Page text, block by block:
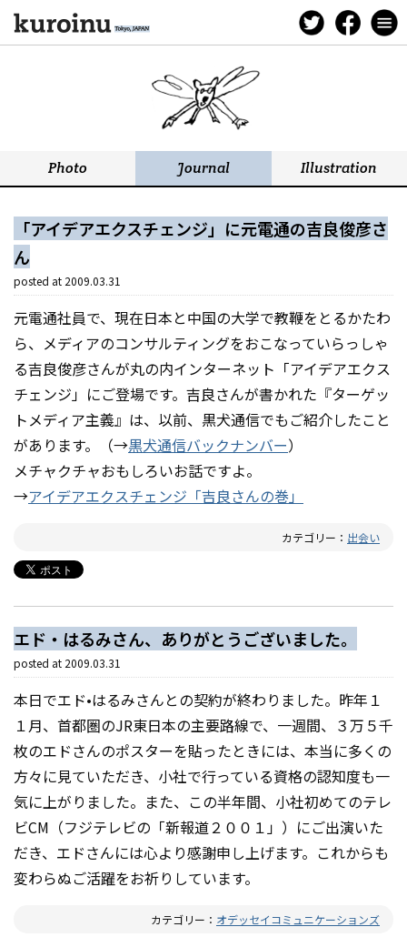
「アイデアエクスチェンジ」に元電通の吉良俊彦さ
ん
posted at 2009.03.31
元電通社員で、現在日本と中国の大学で教鞭をとるかたわ
ら、メディアのコンサルティングをおこなっていらっしゃ
る吉良俊彦さんが丸の内インターネット「アイデアエクス
チェンジ」にご登場です。吉良さんが書かれた『ターゲッ
トメディア主義』は、以前、黒犬通信でもご紹介したこと
があります。（→黒犬通信バックナンバー）
メチャクチャおもしろいお話ですよ。
→アイデアエクスチェンジ「吉良さんの巻」
カテゴリー： 出会い
エド・はるみさん、ありがとうございました。
posted at 2009.03.31
本日でエド•はるみさんとの契約が終わりました。昨年１
１月、首都圏のJR東日本の主要路線で、一週間、３万５千
枚のエドさんのポスターを貼ったときには、本当に多くの
方々に見ていただき、小社で行っている資格の認知度も一
気に上がりました。また、この半年間、小社初めてのテレ
ビCM（フジテレビの「新報道２００１」）にご出演いた
だき、エドさんには心より感謝申し上げます。これからも
変わらぬご活躍をお祈りしています。
カテゴリー： オデッセイコミュニケーションズ